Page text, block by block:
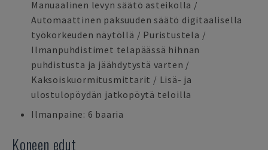
Manuaalinen levyn säätö asteikolla /
Automaattinen paksuuden säätö digitaalisella
työkorkeuden näytöllä / Puristustela /
Ilmanpuhdistimet telapäässä hihnan
puhdistusta ja jäähdytystä varten /
Kaksoiskuormitusmittarit / Lisä- ja
ulostulopöydän jatkopöytä teloilla
Ilmanpaine: 6 baaria
Koneen edut